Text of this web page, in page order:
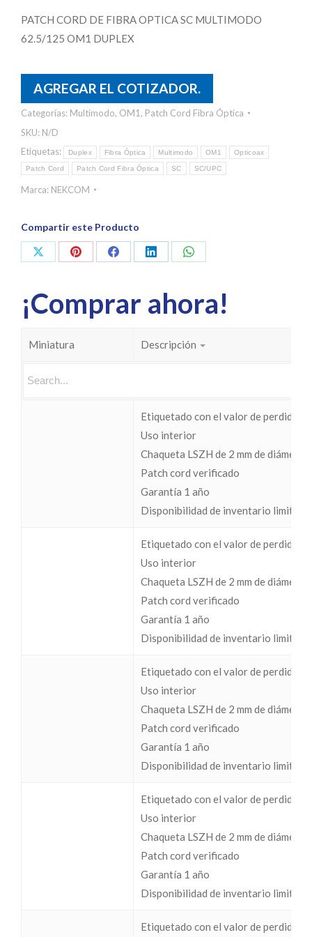
PATCH CORD DE FIBRA OPTICA SC MULTIMODO
62.5/125 OM1 DUPLEX
AGREGAR EL COTIZADOR.
Categorías: Multimodo, OM1, Patch Cord Fibra Óptica
SKU: N/D
Etiquetas:
Duplex Fibra Óptica Multimodo OM1 Opticoax
Patch Cord Patch Cord Fibra Óptica SC SC/UPC
Marca: NEKCOM
Compartir este Producto
Share
X
Share
Pinterest
Share
Facebook
Share
LinkedIn
Share
WhatsApp
¡Comprar ahora!
Miniatura Descripción
Etiquetado con el valor de perdidas
Uso interior
Chaqueta LSZH de 2 mm de diámetro
Patch cord verificado
Garantía 1 año
Disponibilidad de inventario limitada
Etiquetado con el valor de perdidas
Uso interior
Chaqueta LSZH de 2 mm de diámetro
Patch cord verificado
Garantía 1 año
Disponibilidad de inventario limitada
Etiquetado con el valor de perdidas
Uso interior
Chaqueta LSZH de 2 mm de diámetro
Patch cord verificado
Garantía 1 año
Disponibilidad de inventario limitada
Etiquetado con el valor de perdidas
Uso interior
Chaqueta LSZH de 2 mm de diámetro
Patch cord verificado
Garantía 1 año
Disponibilidad de inventario limitada
Etiquetado con el valor de perdidas